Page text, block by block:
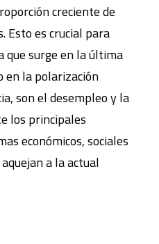
creciente de
Esto es crucial para
que surge en la última
en la polarización
son el desempleo y la
los principales
económicos, sociales
a la actual